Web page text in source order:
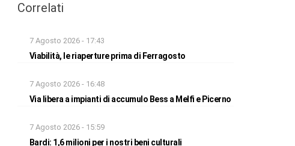
Correlati
7 Agosto 2026 - 17:43
Viabilità, le riaperture prima di Ferragosto
7 Agosto 2026 - 16:48
Via libera a impianti di accumulo Bess a Melfi e Picerno
7 Agosto 2026 - 15:59
Bardi: 1,6 milioni per i nostri beni culturali